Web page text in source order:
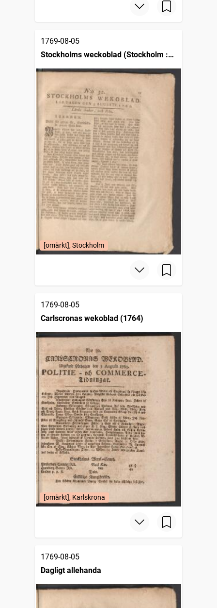
1769-08-05
Stockholms weckoblad (Stockholm :
1745)
[omärkt], Stockholm
1769-08-05
Carlscronas wekoblad (1764)
[omärkt], Karlskrona
1769-08-05
Dagligt allehanda